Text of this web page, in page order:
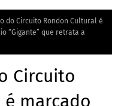
do Circuito Rondon Cultural é
“Gigante” que retrata a
Circuito
marcado